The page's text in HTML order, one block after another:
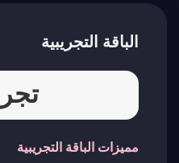
الباقة التجريبية
مميزات الباقة التجريبية